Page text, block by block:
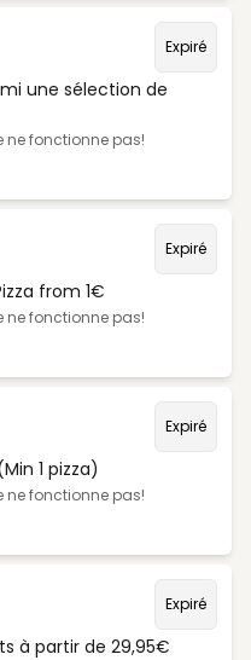
Expiré
une sélection de
ne fonctionne pas!
Expiré
from 1€
ne fonctionne pas!
Expiré
1 pizza)
ne fonctionne pas!
Expiré
à partir de 29,95€